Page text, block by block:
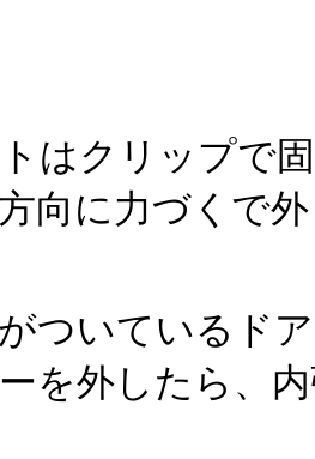
はクリップで
向に力づくで
ついているド
を外したら、